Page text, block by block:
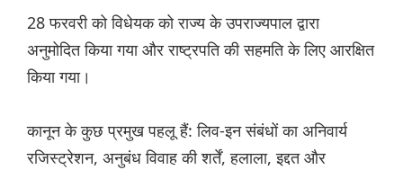
28 फरवरी को विधेयक को राज्य के उपराज्यपाल द्वारा
अनुमोदित किया गया और राष्ट्रपति की सहमति के लिए आरक्षित
किया गया।
कानून के कुछ प्रमुख पहलू हैं: लिव-इन संबंधों का अनिवार्य
रजिस्ट्रेशन, अनुबंध विवाह की शर्तें, हलाला, इद्दत और